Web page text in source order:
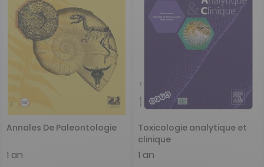
Annales De Paleontologie
1 an
Toxicologie analytique et
clinique
1 an